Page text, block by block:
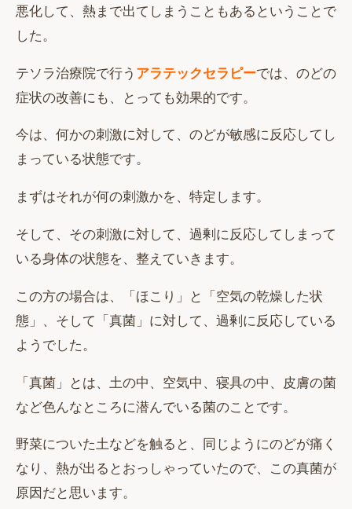
悪化して、熱まで出てしまうこともあるということで
した。
テソラ治療院で行う アラテックセラピーでは、のどの
症状の改善にも、とっても効果的です。
今は、何かの刺激に対して、のどが敏感に反応してし
まっている状態です。
まずはそれが何の刺激かを、特定します。
そして、その刺激に対して、過剰に反応してしまって
いる身体の状態を、整えていきます。
この方の場合は、「ほこり」と「空気の乾燥した状
態」、そして「真菌」に対して、過剰に反応している
ようでした。
「真菌」とは、土の中、空気中、寝具の中、皮膚の菌
など色んなところに潜んでいる菌のことです。
野菜についた土などを触ると、同じようにのどが痛く
なり、熱が出るとおっしゃっていたので、この真菌が
原因だと思います。